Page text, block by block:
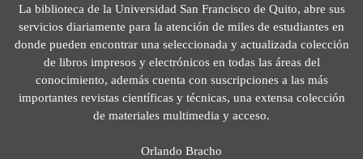
La biblioteca de la Universidad San Francisco de Quito, abre sus
servicios diariamente para la atención de miles de estudiantes en
donde pueden encontrar una seleccionada y actualizada colección
de libros impresos y electrónicos en todas las áreas del
conocimiento, además cuenta con suscripciones a las más
importantes revistas científicas y técnicas, una extensa colección
de materiales multimedia y acceso.
Orlando Bracho